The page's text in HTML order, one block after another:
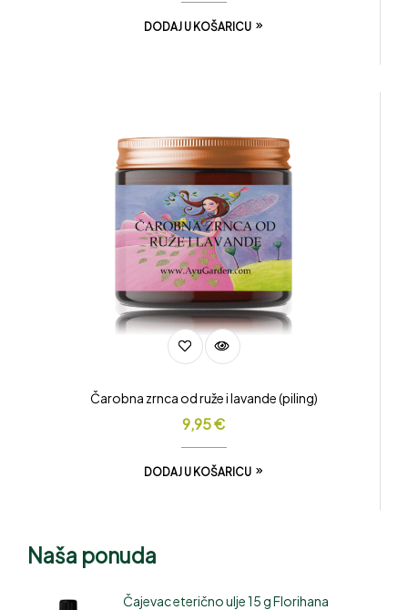
DODAJ U KOŠARICU
Čarobna zrnca od ruže i lavande (piling)
9,95€
DODAJ U KOŠARICU
Naša ponuda
Čajevac eterično ulje 15 g Florihana